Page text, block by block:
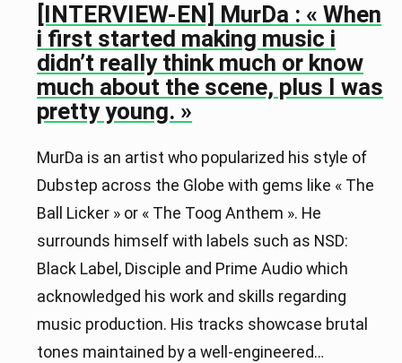
[INTERVIEW-EN] MurDa : « When
i first started making music i
didn’t really think much or know
much about the scene, plus I was
pretty young. »
MurDa is an artist who popularized his style of
Dubstep across the Globe with gems like « The
Ball Licker » or « The Toog Anthem ». He
surrounds himself with labels such as NSD:
Black Label, Disciple and Prime Audio which
acknowledged his work and skills regarding
music production. His tracks showcase brutal
tones maintained by a well-engineered…